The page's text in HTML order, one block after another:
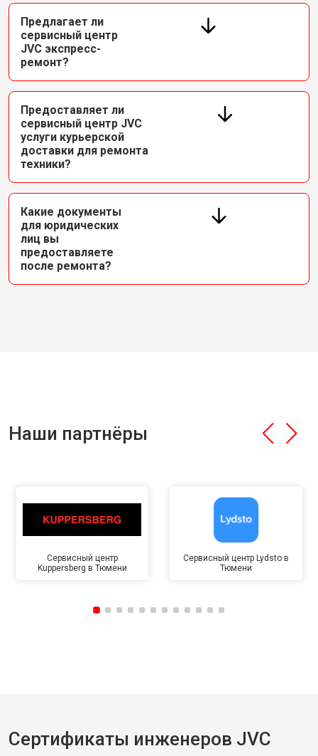
Предлагает ли
сервисный центр
JVC экспресс-
ремонт?
Предоставляет ли
сервисный центр JVC
услуги курьерской
доставки для ремонта
техники?
Какие документы
для юридических
лиц вы
предоставляете
после ремонта?
Наши партнёры
Сервисный центр
Kuppersberg в Тюмени
Сервисный центр Lydsto в
Тюмени
Сертификаты инженеров JVC